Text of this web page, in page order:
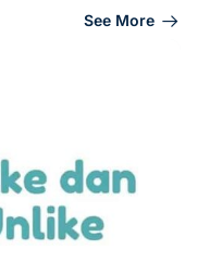
See More